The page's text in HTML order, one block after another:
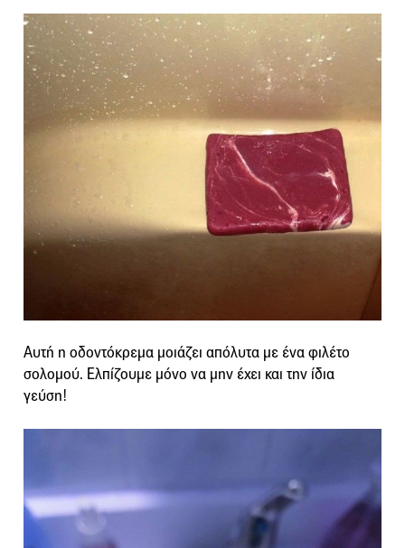
Αυτή η οδοντόκρεμα μοιάζει απόλυτα με ένα φιλέτο
σολομού. Ελπίζουμε μόνο να μην έχει και την ίδια
γεύση!